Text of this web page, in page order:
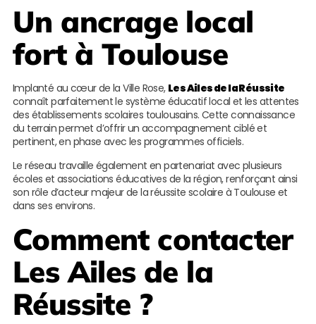
Un ancrage local
fort à Toulouse
Implanté au cœur de la Ville Rose, Les Ailes de la Réussite
connaît parfaitement le système éducatif local et les attentes
des établissements scolaires toulousains. Cette connaissance
du terrain permet d’offrir un accompagnement ciblé et
pertinent, en phase avec les programmes officiels.
Le réseau travaille également en partenariat avec plusieurs
écoles et associations éducatives de la région, renforçant ainsi
son rôle d’acteur majeur de la réussite scolaire à Toulouse et
dans ses environs.
Comment contacter
Les Ailes de la
Réussite ?